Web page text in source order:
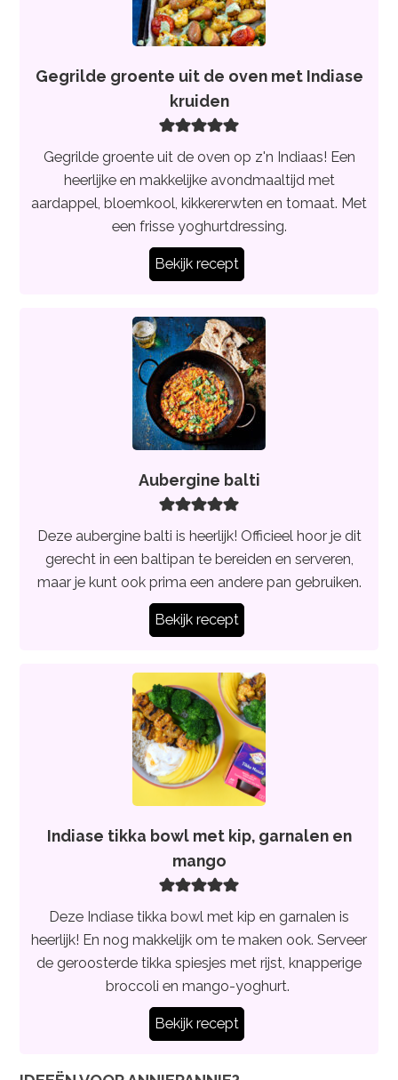
Gegrilde groente uit de oven met Indiase
kruiden
Gegrilde groente uit de oven op z'n Indiaas! Een
heerlijke en makkelijke avondmaaltijd met
aardappel, bloemkool, kikkererwten en tomaat. Met
een frisse yoghurtdressing.
Bekijk recept
Aubergine balti
Deze aubergine balti is heerlijk! Officieel hoor je dit
gerecht in een baltipan te bereiden en serveren,
maar je kunt ook prima een andere pan gebruiken.
Bekijk recept
Indiase tikka bowl met kip, garnalen en
mango
Deze Indiase tikka bowl met kip en garnalen is
heerlijk! En nog makkelijk om te maken ook. Serveer
de geroosterde tikka spiesjes met rijst, knapperige
broccoli en mango-yoghurt.
Bekijk recept